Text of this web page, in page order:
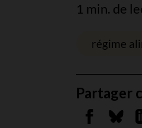
1 min. de
régime
Partager
Partager